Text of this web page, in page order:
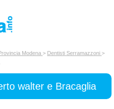
DENTISTA
Modena > Dentisti Serramazzoni >
walter e Bracaglia